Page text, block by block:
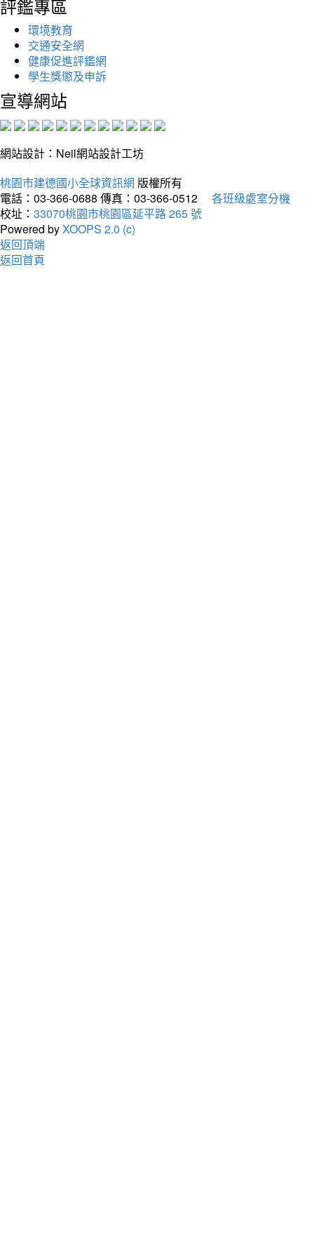
評鑑專區
環境教育
交通安全網
健康促進評鑑網
學生獎懲及申訴
宣導網站
網站設計：Neil網站設計工坊
桃園市建德國小全球資訊網 版權所有
電話：03-366-0688 傳真：03-366-0512
各班級處室分機
校址： 33070桃園市桃園區延平路 265 號
Powered byXOOPS 2.0 (c)
返回頂端
返回首頁